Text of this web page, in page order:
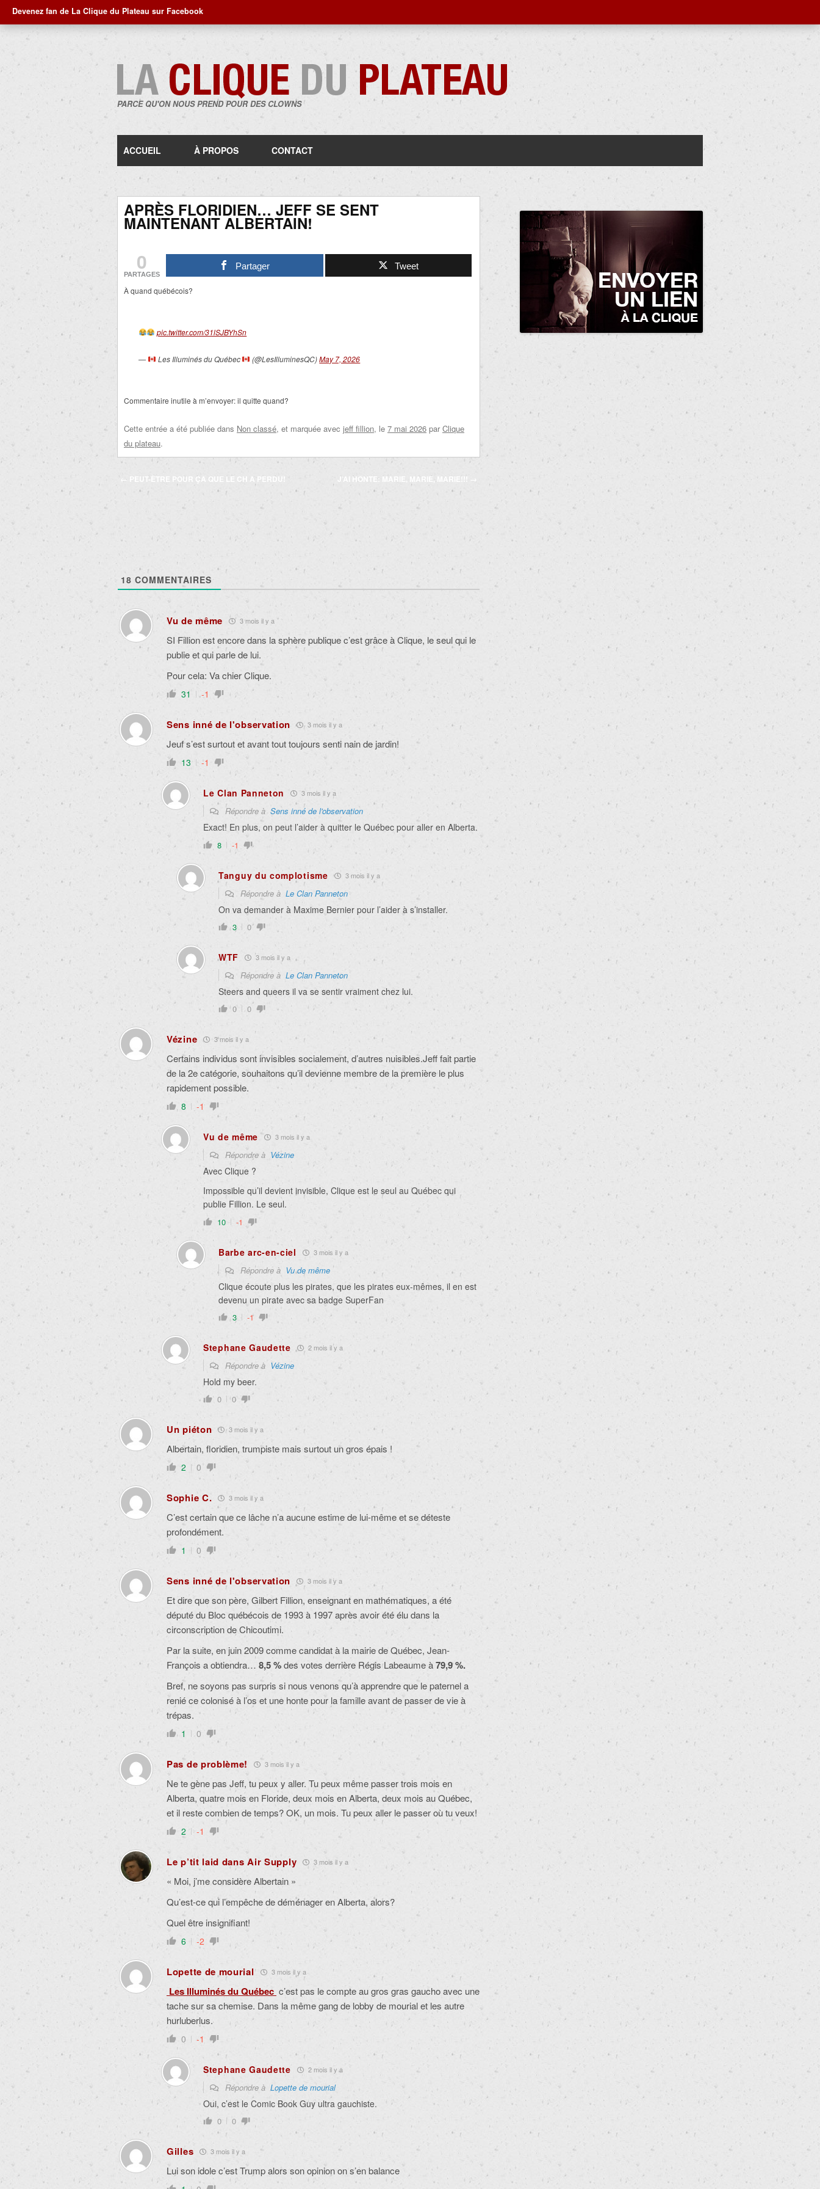
Devenez fan de La Clique du Plateau sur Facebook
PARCE QU'ON NOUS PREND POUR DES CLOWNS
au
ACCUEIL À PROPOS CONTACT
APRÈS FLORIDIEN… JEFF SE SENT
MAINTENANT ALBERTAIN!
0
PARTAGES
Partager Tweet
À quand québécois?
pic.twitter.com/31lSJBYhSn
— Les Illuminés du Québec (@LesIlluminesQC)May 7, 2026
Commentaire inutile à m’envoyer: il quitte quand?
Cette entrée a été publiée dans Non classé, et marquée avec jeff fillion, le 7 mai 2026 par Clique
du plateau.
Navigation
des
← PEUT-ÊTRE POUR ÇA QUE LE CH A PERDU! J’AI HONTE: MARIE, MARIE, MARIE!!! →
18 COMMENTAIRES
Vu de même 3 mois il y a
SI Fillion est encore dans la sphère publique c’est grâce à Clique, le seul qui le
publie et qui parle de lui.
Pour cela: Va chier Clique.
31 -1
Sens inné de l'observation 3 mois il y a
Jeuf s’est surtout et avant tout toujours senti nain de jardin!
13 -1
Le Clan Panneton 3 mois il y a
Répondre à Sens inné de l'observation
Exact! En plus, on peut l’aider à quitter le Québec pour aller en Alberta.
8 -1
Tanguy du complotisme 3 mois il y a
Répondre à Le Clan Panneton
On va demander à Maxime Bernier pour l’aider à s’installer.
3 0
WTF 3 mois il y a
Répondre à Le Clan Panneton
Steers and queers il va se sentir vraiment chez lui.
0 0
Vézine 3 mois il y a
Certains individus sont invisibles socialement, d’autres nuisibles.Jeff fait partie
de la 2e catégorie, souhaitons qu’il devienne membre de la première le plus
rapidement possible.
8 -1
Vu de même 3 mois il y a
Répondre à Vézine
Avec Clique ?
Impossible qu’il devient invisible, Clique est le seul au Québec qui
publie Fillion. Le seul.
10 -1
Barbe arc-en-ciel 3 mois il y a
Répondre à Vu de même
Clique écoute plus les pirates, que les pirates eux-mêmes, il en est
devenu un pirate avec sa badge SuperFan
3 -1
Stephane Gaudette 2 mois il y a
Répondre à Vézine
Hold my beer.
0 0
Un piéton 3 mois il y a
Albertain, floridien, trumpiste mais surtout un gros épais !
2 0
Sophie C. 3 mois il y a
C’est certain que ce lâche n’a aucune estime de lui-même et se déteste
profondément.
1 0
Sens inné de l'observation 3 mois il y a
Et dire que son père, Gilbert Fillion, enseignant en mathématiques, a été
député du Bloc québécois de 1993 à 1997 après avoir été élu dans la
circonscription de Chicoutimi.
Par la suite, en juin 2009 commecandidat à la mairie de Québec, Jean-
François aobtiendra… 8,5 %des votes derrière Régis Labeaume à79,9 %.
Bref, ne soyons pas surpris si nous venons qu’à apprendre que le paternel a
renié ce colonisé à l’os et une honte pour la famille avant de passer de vie à
trépas.
1 0
Pas de problème! 3 mois il y a
Ne te gène pas Jeff, tu peux y aller. Tu peux même passer trois mois en
Alberta, quatre mois en Floride, deux mois en Alberta, deux mois au Québec,
et il reste combien de temps? OK, un mois. Tu peux aller le passer où tu veux!
2 -1
Le p’tit laid dans Air Supply 3 mois il y a
« Moi, j’me considère Albertain »
Qu’est-ce qui l’empêche de déménager en Alberta, alors?
Quel être insignifiant!
6 -2
Lopette de mourial 3 mois il y a
Les Illuminés du Québec c’est pas le compte au gros gras gaucho avec une
tache sur sa chemise. Dans la même gang de lobby de mourial et les autre
hurluberlus.
0 -1
Stephane Gaudette 2 mois il y a
Répondre à Lopette de mourial
Oui, c’est le Comic Book Guy ultra gauchiste.
0 0
Gilles 3 mois il y a
Lui son idole c’est Trump alors son opinion on s’en balance